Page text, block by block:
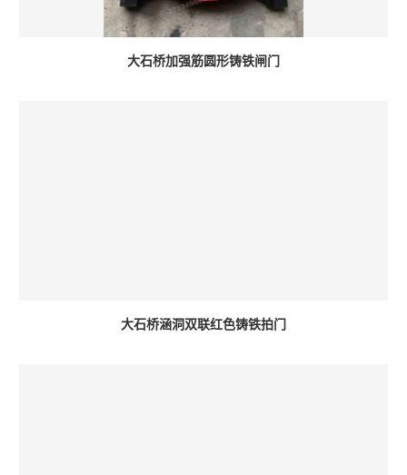
大石桥加强筋圆形铸铁闸门
大石桥涵洞双联红色铸铁拍门